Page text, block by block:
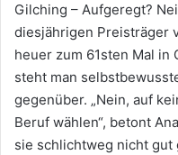
E-
Mail
Gilching – Aufgeregt?
diesjährigen Preisträger
heuer zum 61sten Mal in
steht man
gegenüber. „Nein, auf
Beruf wählen“, betont
sie schlichtweg nicht gut